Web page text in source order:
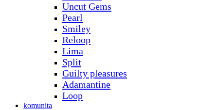
Uncut Gems
Pearl
Smiley
Reloop
Lima
Split
Guilty pleasures
Adamantine
Loop
komunita